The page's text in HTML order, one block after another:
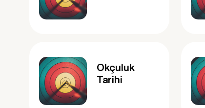
Okçuluk
Tarihi